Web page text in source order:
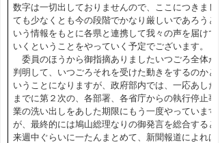
数字は一切出しておりませんので、ここにつきまし
ても少なくとも今の段階でかなり厳しいであろうと
いう情報をもとに各県と連携して我々の声を届けて
いくということをやっていく予定でございます。
委員のほうから御指摘ありましたいつごろ全体が
判明して、いつごろそれを受けた動きをするのかと
いうことになりますが、政府部内では、一応あした
までに第２次の、各部署、各省庁からの執行停止事
業の洗い出しをあした期限にもう一度やっています
が、最終的には鳩山総理なりの御発言を総合すると
来週中ぐらいに一たんまとめて、新聞報道によれば